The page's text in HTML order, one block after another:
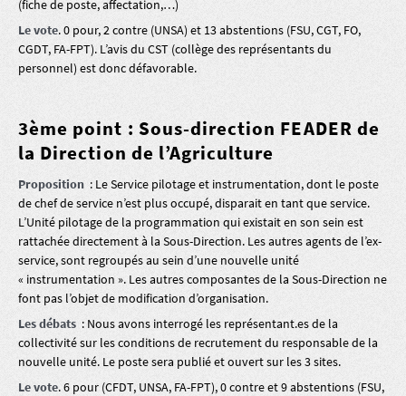
(fiche de poste, affectation,…)
Le vote. 0 pour, 2 contre (UNSA) et 13 abstentions (FSU, CGT, FO,
CGDT, FA-FPT). L’avis du CST (collège des représentants du
personnel) est donc défavorable.
3ème point : Sous-direction FEADER de
la Direction de l’Agriculture
Proposition : Le Service pilotage et instrumentation, dont le poste
de chef de service n’est plus occupé, disparait en tant que service.
L’Unité pilotage de la programmation qui existait en son sein est
rattachée directement à la Sous-Direction. Les autres agents de l’ex-
service, sont regroupés au sein d’une nouvelle unité
« instrumentation ». Les autres composantes de la Sous-Direction ne
font pas l’objet de modification d’organisation.
Les débats : Nous avons interrogé les représentant.es de la
collectivité sur les conditions de recrutement du responsable de la
nouvelle unité. Le poste sera publié et ouvert sur les 3 sites.
Le vote. 6 pour (CFDT, UNSA, FA-FPT), 0 contre et 9 abstentions (FSU,